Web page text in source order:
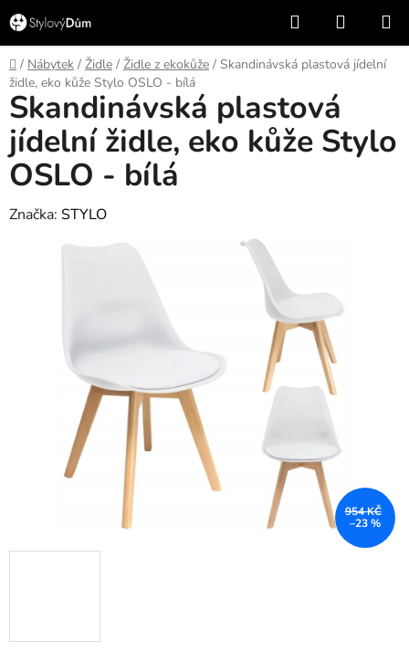
Přejít
na
obsah
Hledat
KOŠÍK
Domů
/ Nábytek / Židle / Židle z ekokůže / Skandinávská plastová jídelní
židle, eko kůže Stylo OSLO - bílá
Skandinávská plastová
jídelní židle, eko kůže Stylo
OSLO - bílá
Značka: STYLO
954 KČ
–23 %